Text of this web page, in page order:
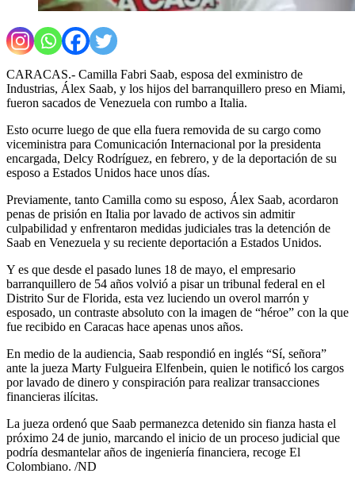
CARACAS.- Camilla Fabri Saab, esposa del exministro de
Industrias, Álex Saab, y los hijos del barranquillero preso en Miami,
fueron sacados de Venezuela con rumbo a Italia.
Esto ocurre luego de que ella fuera removida de su cargo como
viceministra para Comunicación Internacional por la presidenta
encargada, Delcy Rodríguez, en febrero, y de la deportación de su
esposo a Estados Unidos hace unos días.
Previamente, tanto Camilla como su esposo, Álex Saab, acordaron
penas de prisión en Italia por lavado de activos sin admitir
culpabilidad y enfrentaron medidas judiciales tras la detención de
Saab en Venezuela y su reciente deportación a Estados Unidos.
Y es que desde el pasado lunes 18 de mayo, el empresario
barranquillero de 54 años volvió a pisar un tribunal federal en el
Distrito Sur de Florida, esta vez luciendo un overol marrón y
esposado, un contraste absoluto con la imagen de “héroe” con la que
fue recibido en Caracas hace apenas unos años.
En medio de la audiencia, Saab respondió en inglés “Sí, señora”
ante la jueza Marty Fulgueira Elfenbein, quien le notificó los cargos
por lavado de dinero y conspiración para realizar transacciones
financieras ilícitas.
La jueza ordenó que Saab permanezca detenido sin fianza hasta el
próximo 24 de junio, marcando el inicio de un proceso judicial que
podría desmantelar años de ingeniería financiera, recoge El
Colombiano. /ND